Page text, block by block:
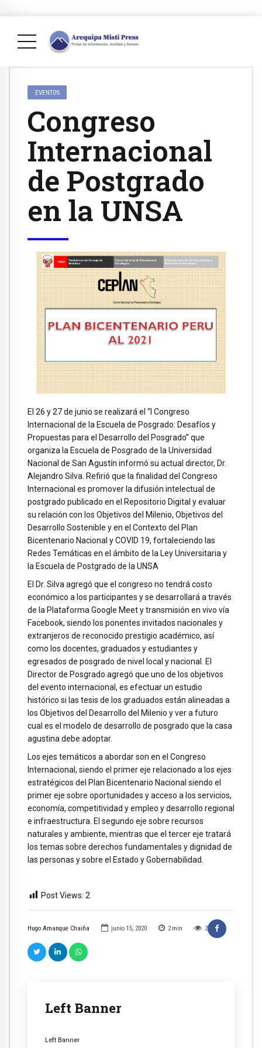
Hugo Amanque Chaiña junio 15, 2020 2 min 2
Left Banner
Left Banner
EVENTOS
Congreso
Internacional
de Postgrado
en la UNSA
El 26 y 27 de junio se realizará el “I Congreso
Internacional de la Escuela de Posgrado: Desafíos y
Propuestas para el Desarrollo del Posgrado” que
organiza la Escuela de Posgrado de la Universidad
Nacional de San Agustín informó su actual director, Dr.
Alejandro Silva. Refirió que la finalidad del Congreso
Internacional es promover la difusión intelectual de
postgrado publicado en el Repositorio Digital y evaluar
su relación con los Objetivos del Milenio, Objetivos del
Desarrollo Sostenible y en el Contexto del Plan
Bicentenario Nacional y COVID 19, fortaleciendo las
Redes Temáticas en el ámbito de la Ley Universitaria y
la Escuela de Postgrado de la UNSA
El Dr. Silva agregó que el congreso no tendrá costo
económico a los participantes y se desarrollará a través
de la Plataforma Google Meet y transmisión en vivo vía
Facebook, siendo los ponentes invitados nacionales y
extranjeros de reconocido prestigio académico, así
como los docentes, graduados y estudiantes y
egresados de posgrado de nivel local y nacional. El
Director de Posgrado agregó que uno de los objetivos
del evento internacional, es efectuar un estudio
histórico si las tesis de los graduados están alineadas a
los Objetivos del Desarrollo del Milenio y ver a futuro
cual es el modelo de desarrollo de posgrado que la casa
agustina debe adoptar.
Los ejes temáticos a abordar son en el Congreso
Internacional, siendo el primer eje relacionado a los ejes
estratégicos del Plan Bicentenario Nacional siendo el
primer eje sobre oportunidades y acceso a los servicios,
economía, competitividad y empleo y desarrollo regional
e infraestructura. El segundo eje sobre recursos
naturales y ambiente, mientras que el tercer eje tratará
los temas sobre derechos fundamentales y dignidad de
las personas y sobre el Estado y Gobernabilidad.
Post Views: 2